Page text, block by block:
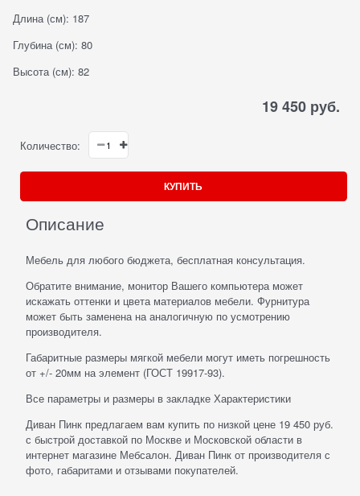
Длина (см): 187
Глубина (см): 80
Высота (см): 82
19 450 руб.
Количество:
КУПИТЬ
Описание
Мебель для любого бюджета, бесплатная консультация.
Обратите внимание, монитор Вашего компьютера может
искажать оттенки и цвета материалов мебели. Фурнитура
может быть заменена на аналогичную по усмотрению
производителя.
Габаритные размеры мягкой мебели могут иметь погрешность
от +/- 20мм на элемент (ГОСТ 19917-93).
Все параметры и размеры в закладке Характеристики
Диван Пинк предлагаем вам купить по низкой цене 19 450 руб.
с быстрой доставкой по Москве и Московской области в
интернет магазине Мебсалон. Диван Пинк от производителя с
фото, габаритами и отзывами покупателей.